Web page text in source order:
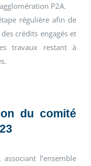
P2A.
régulière afin de
crédits engagés et
travaux restant à
du comité
l’ensemble